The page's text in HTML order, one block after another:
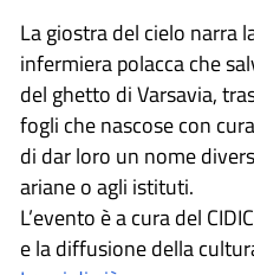
La giostra del cielo narra
infermiera polacca che
del ghetto di Varsavia,
fogli che nascose con
di dar loro un nome
ariane o agli istituti.
L’evento è a cura del
e la diffusione della